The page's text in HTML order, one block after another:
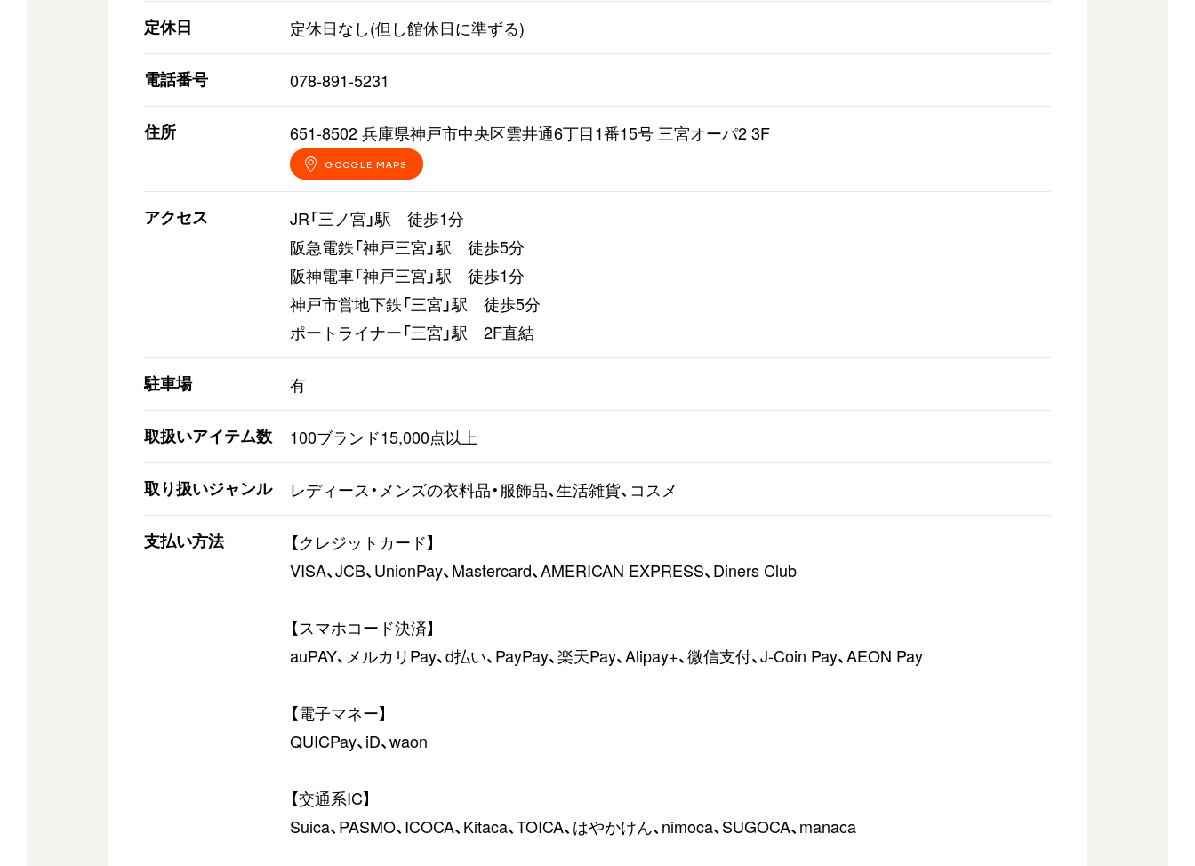
定休日 定休日なし(但し館休日に準ずる)
電話番号 078-891-5231
住所 651-8502 兵庫県神戸市中央区雲井通6丁目1番15号 三宮オーパ2 3F
GOOGLE MAPS
アクセス
JR「三ノ宮」駅 徒歩1分
阪急電鉄「神戸三宮」駅 徒歩5分
阪神電車「神戸三宮」駅 徒歩1分
神戸市営地下鉄「三宮」駅 徒歩5分
ポートライナー「三宮」駅 2F直結
駐車場 有
取扱いアイテム数 100ブランド15,000点以上
取り扱いジャンル レディース・メンズの⾐料品・服飾品、生活雑貨、コスメ
支払い方法
【クレジットカード】
VISA、JCB、UnionPay、Mastercard、AMERICAN EXPRESS、Diners Club
【スマホコード決済】
auPAY、メルカリPay、d払い、PayPay、楽天Pay、Alipay+、微信支付、J-Coin Pay、AEON Pay
【電子マネー】
QUICPay、iD、waon
【交通系IC】
Suica、PASMO、ICOCA、Kitaca、TOICA、はやかけん、nimoca、SUGOCA、manaca